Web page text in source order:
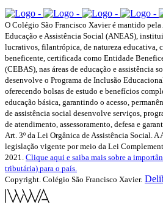
O Colégio São Francisco Xavier é mantido pela
Educação e Assistência Social (ANEAS),
lucrativos, filantrópica, de natureza educativa,
beneficente, certificada como Entidade
(CEBAS), nas áreas de educação e assistência
desenvolve o Programa de Inclusão
oferecendo bolsas de estudo e benefícios
educação básica, garantindo o acesso,
de assistência social desenvolve serviços,
de atendimento, assessoramento, defesa e
Art. 3º da Lei Orgânica de Assistência Social. A
legislação vigente por meio da Lei
2021. Clique aqui e saiba mais sobre a
tributária) para o país.
Copyright. Colégio São Francisco Xavier.